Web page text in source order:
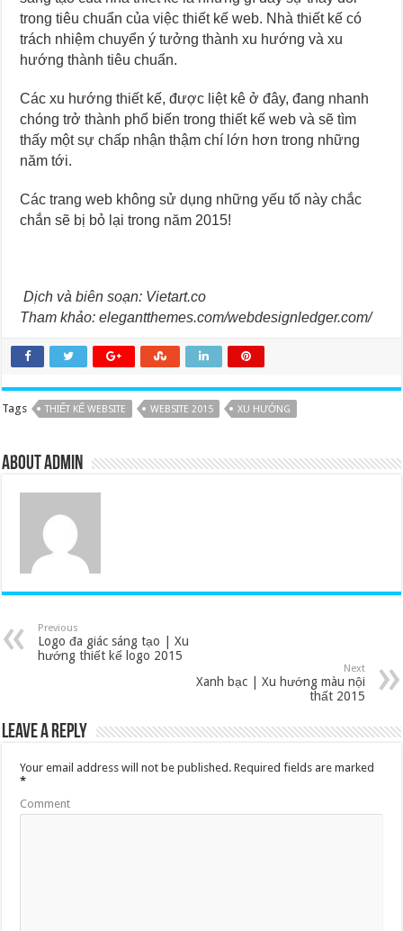
trong tiêu chuẩn của việc thiết kế web. Nhà thiết kế có
trách nhiệm chuyển ý tưởng thành xu hướng và xu
hướng thành tiêu chuẩn.
Các xu hướng thiết kế, được liệt kê ở đây, đang nhanh
chóng trở thành phổ biến trong thiết kế web và sẽ tìm
thấy một sự chấp nhận thậm chí lớn hơn trong những
năm tới.
Các trang web không sử dụng những yếu tố này chắc
chắn sẽ bị bỏ lại trong năm 2015!
Dịch và biên soạn: Vietart.co
Tham khảo: elegantthemes.com/webdesignledger.com/
Tags THIẾT KẾ WEBSITE WEBSITE 2015 XU HƯỚNG
About admin
Previous
Logo đa giác sáng tạo | Xu
hướng thiết kế logo 2015
Next
Xanh bạc | Xu hướng màu nội
thất 2015
Leave a Reply
Your email address will not be published. Required fields are marked
*
Comment